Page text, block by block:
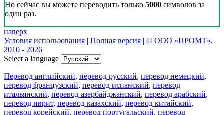
Но сейчас вы можете переводить только 5000 символов за
один раз.
наверх
Условия использования | Полная версия | © ООО «ПРОМТ»,
2010 - 2026
Select a language
Перевод английский, перевод русский, перевод немецкий,
перевод французский, перевод испанский, перевод
итальянский, перевод азербайджанский, перевод арабский,
перевод иврит, перевод казахский, перевод китайский,
перевод корейский, перевод португальский, перевод